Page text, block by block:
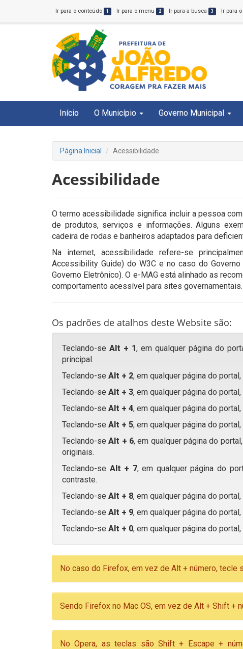
Ir para o conteúdo 1 Ir para o menu 2 Ir para a busca 3 Ir para
Início O Município Governo Municipal
Página Inicial Acessibilidade
Acessibilidade
O termo acessibilidade significa incluir a pessoa
de produtos, serviços e informações. Alguns
cadeira de rodas e banheiros adaptados para
Na internet, acessibilidade refere-se
Accessibility Guide) do W3C e no caso do
Governo Eletrônico). O e-MAG está alinhado as
comportamento acessível para sites governamentais.
Os padrões de atalhos deste Website são:
Teclando-se Alt + 1, em qualquer página do
principal.
Teclando-se Alt + 2, em qualquer página do
Teclando-se Alt + 3, em qualquer página do
Teclando-se Alt + 4, em qualquer página do
Teclando-se Alt + 5, em qualquer página do
Teclando-seAlt + 6, em qualquer página do
originais.
Teclando-se Alt + 7, em qualquer página do
contraste.
Teclando-se Alt + 8, em qualquer página do
Teclando-se Alt + 9, em qualquer página do
Teclando-se Alt + 0, em qualquer página do
No caso do Firefox, em vez de Alt + número, tecle
Sendo Firefox no Mac OS, em vez de Alt + Shift +
No Opera, as teclas são Shift + Escape +